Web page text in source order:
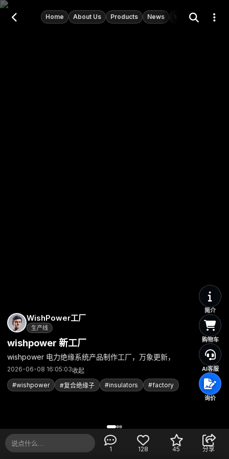
Home About Us Products News Videos Shorts
WishPower工厂
生产线
wishpower 新工厂
wishpower 电力绝缘系统产品制作工厂，万象更新，
2026-06-08 16:05:03收起
#wishpower
#复合绝缘子 #insulators #factory
简介
购物车
AI客服
询价
1 128 45 分享